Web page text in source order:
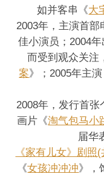
如并客串《大
2003年，主演首部
佳小演员；2004年
而受到观众关注
案》；2005年主演
2008年，发行首张
画片《淘气包马小
届华
《家有儿女》剧照
《女孩冲冲冲》，